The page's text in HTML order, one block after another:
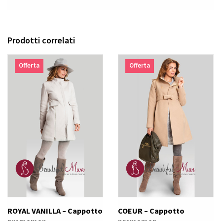
Prodotti correlati
Offerta
ROYAL VANILLA – Cappotto
Offerta
COEUR – Cappotto